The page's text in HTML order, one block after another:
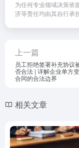
为任何专业领域决策依
济等责任均由其自行承
上一篇
员工拒绝签署补充协议
否合法 | 详解企业单方
合同的合法边界
相关文章